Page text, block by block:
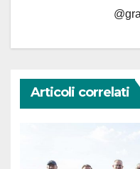
Articoli correlati